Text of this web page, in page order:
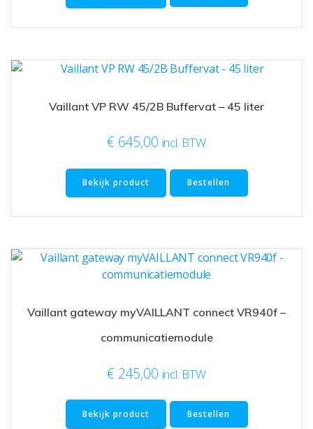
Vaillant VP RW 45/2B Buffervat – 45 liter
€ 645,00 incl. BTW
Bekijk product Bestellen
Vaillant gateway myVAILLANT connect VR940f –
communicatiemodule
€ 245,00 incl. BTW
Bekijk product Bestellen